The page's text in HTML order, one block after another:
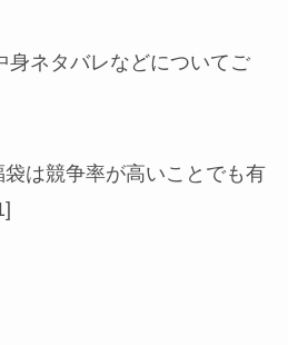
身ネタバレなどについてご
は競争率が高いことでも有